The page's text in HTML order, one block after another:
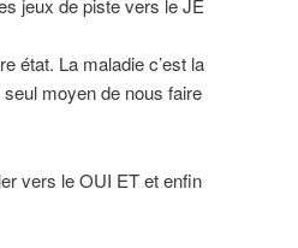
jeux de piste vers le JE
état. La maladie c’est la
moyen de nous faire
vers le OUI ET et enfin